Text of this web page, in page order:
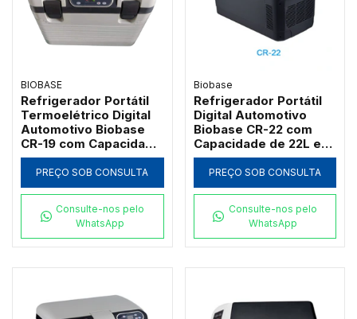
BIOBASE
Refrigerador Portátil
Termoelétrico Digital
Automotivo Biobase
CR-19 com Capacidade
de 19L e Isolamento
em Poliuretano
PREÇO SOB CONSULTA
Consulte-nos pelo
WhatsApp
Biobase
Refrigerador Portátil
Digital Automotivo
Biobase CR-22 com
Capacidade de 22L e
Isolamento em
Poliuretano
PREÇO SOB CONSULTA
Consulte-nos pelo
WhatsApp